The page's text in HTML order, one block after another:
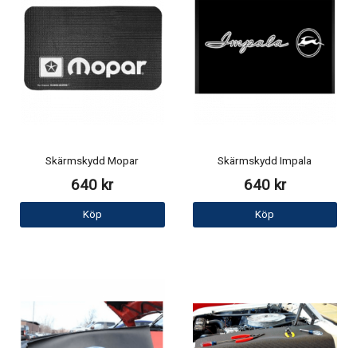
Skärmskydd Mopar
640 kr
Köp
Skärmskydd Impala
640 kr
Köp